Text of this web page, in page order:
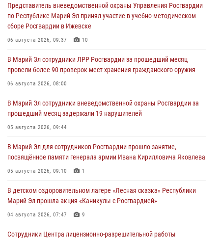
Представитель вневедомственной охраны Управления Росгвардии
по Республике Марий Эл принял участие в учебно-методическом
сборе Росгвардии в Ижевске
06 августа 2026, 09:37 10
В Марий Эл сотрудники ЛРР Росгвардии за прошедший месяц
провели более 90 проверок мест хранения гражданского оружия
06 августа 2026, 08:00
В Марий Эл сотрудники вневедомственной охраны Росгвардии за
прошедший месяц задержали 19 нарушителей
05 августа 2026, 09:44
В Марий Эл для сотрудников Росгвардии прошло занятие,
посвящённое памяти генерала армии Ивана Кирилловича Яковлева
05 августа 2026, 09:10 1
В детском оздоровительном лагере «Лесная сказка» Республики
Марий Эл прошла акция «Каникулы с Росгвардией»
04 августа 2026, 07:47 9
Сотрудники Центра лицензионно-разрешительной работы